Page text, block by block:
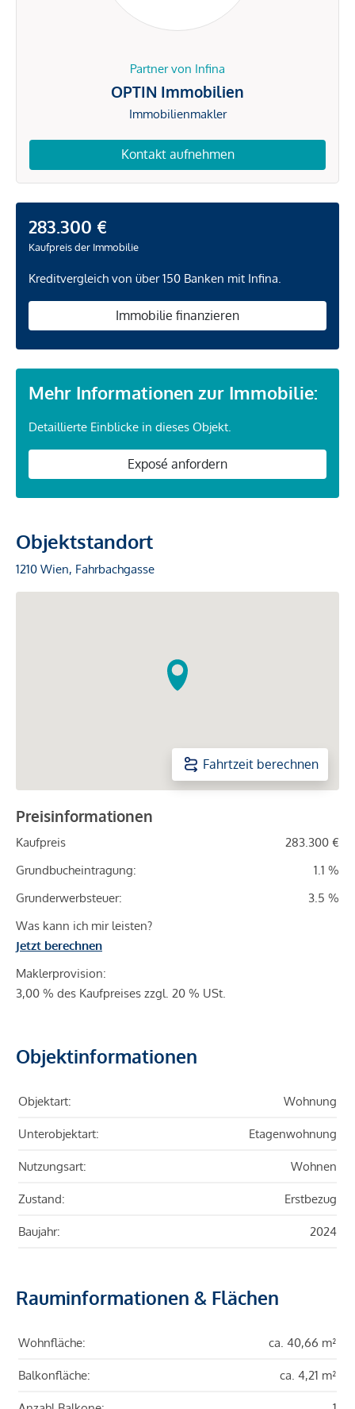
Partner von Infina
OPTIN Immobilien
Immobilienmakler
Kontakt aufnehmen
283.300 €
Kaufpreis der Immobilie
Kreditvergleich von über 150 Banken mit Infina.
Immobilie finanzieren
Mehr Informationen zur Immobilie:
Detaillierte Einblicke in dieses Objekt.
Exposé anfordern
Objektstandort
1210 Wien, Fahrbachgasse
Fahrtzeit berechnen
Preisinformationen
Kaufpreis
283.300 €
Grundbucheintragung:
1.1 %
Grunderwerbsteuer:
3.5 %
Was kann ich mir leisten?
Jetzt berechnen
Maklerprovision:
3,00 % des Kaufpreises zzgl. 20 % USt.
Objektinformationen
Objektart: Wohnung
Unterobjektart: Etagenwohnung
Nutzungsart: Wohnen
Zustand: Erstbezug
Baujahr: 2024
Rauminformationen & Flächen
Wohnfläche: ca. 40,66 m²
Balkonfläche: ca. 4,21 m²